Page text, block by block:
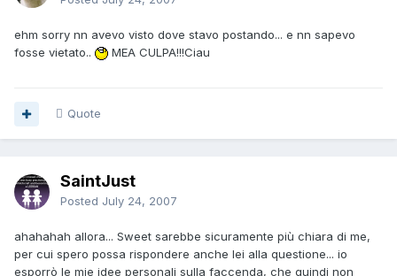
ehm sorry nn avevo visto dove stavo postando... e nn sapevo
fosse vietato..
MEA CULPA!!!Ciau
Quote
SaintJust
Posted July 24, 2007
ahahahah allora... Sweet sarebbe sicuramente più chiara di me,
per cui spero possa rispondere anche lei alla questione... io
esporrò le mie idee personali sulla faccenda, che quindi non